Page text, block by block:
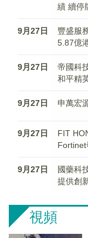
績 續停
9月27日
豐盛服
5.87億
9月27日
帝國科
和平精
9月27日 申萬宏
9月27日
FIT
9月27日
國藥科
提供創
視頻